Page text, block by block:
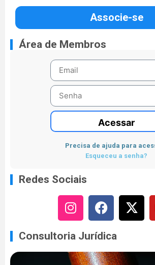
Associe-se
Área de Membros
Acessar
Precisa de ajuda para
Esqueceu a senha?
Redes Sociais
Consultoria Jurídica